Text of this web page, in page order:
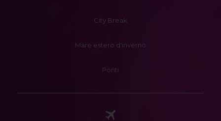
City Break
Mare estero d'inverno
Ponti